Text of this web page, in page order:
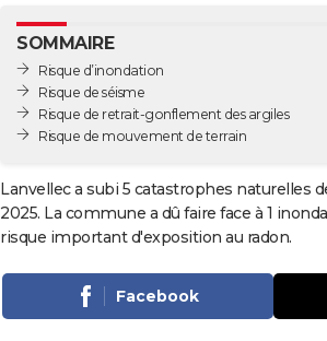
SOMMAIRE
Risque d’inondation
Risque de séisme
Risque de retrait-gonflement des argiles
Risque de mouvement de terrain
Lanvellec a subi 5 catastrophes naturelles
2025. La commune a dû faire face à 1
risque important d'exposition au radon.
Facebook